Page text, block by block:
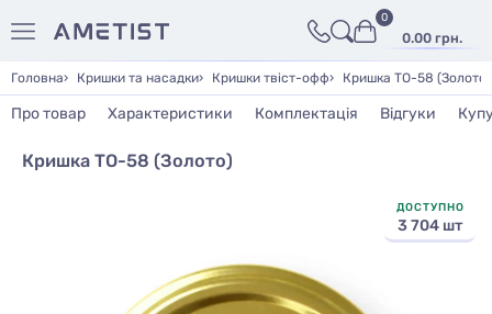
0.00 грн.
0
Головна Кришки та насадки Кришки твіст-офф Кришка ТО-58 (Золото)
Про товар Характеристики Комплектація Відгуки
Кришка ТО-58 (Золото)
ДОСТУПНО
3 704 шт